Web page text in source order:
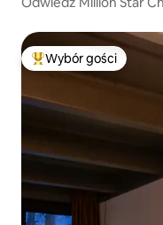
Najpopularniejsze z
Wybór gości